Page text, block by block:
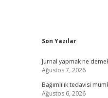
Sidebar
Son Yazılar
Jurnal yapmak ne
Ağustos 7, 2026
Bağımlılık tedavisi
Ağustos 6, 2026